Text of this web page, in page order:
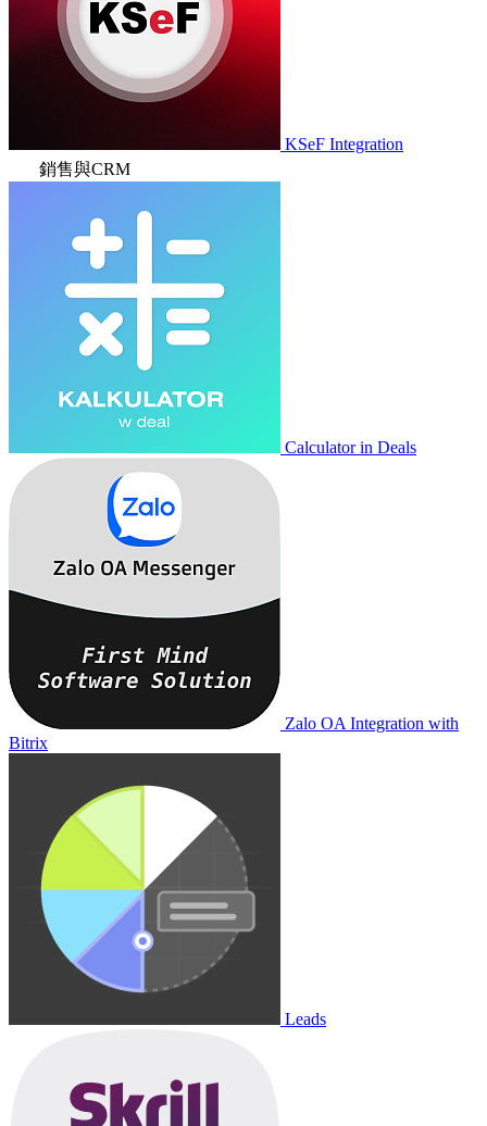
KSeF Integration
銷售與CRM
Calculator in Deals
Zalo OA Integration with
Bitrix
Leads